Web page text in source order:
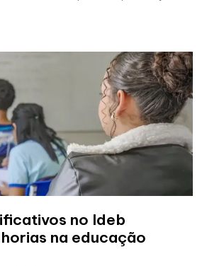
no Ideb
na educação